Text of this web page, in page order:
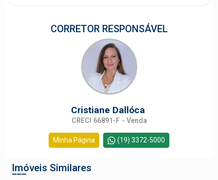
CORRETOR RESPONSÁVEL
Cristiane Dallóca
CRECI 66891-F - Venda
Minha Página (19) 3372-5000
Imóveis Similares